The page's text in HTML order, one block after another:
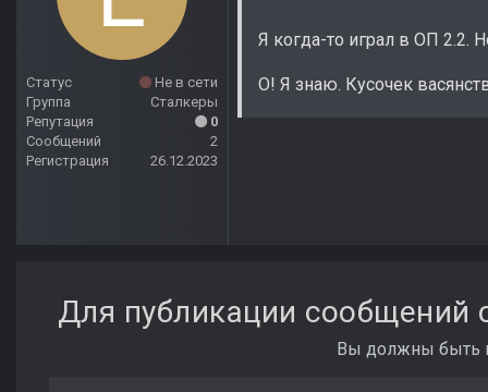
Статус
Не в сети
Группа
Сталкеры
Репутация
0
Сообщений
2
Регистрация
26.12.2023
Я когда-то играл в ОП 2.2.
О! Я знаю. Кусочек
Для публикации сообщений
Вы должны быть